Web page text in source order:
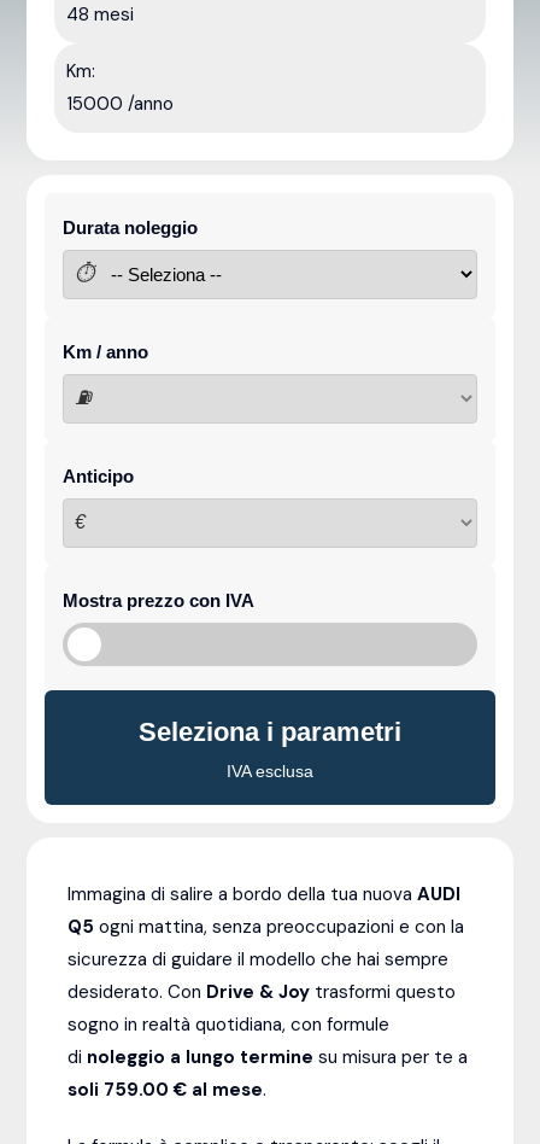
48 mesi
Km:
15000 /anno
Durata noleggio
⏱
Km / anno
⛽
Anticipo
€
Mostra prezzo con IVA
Seleziona i parametri
IVA esclusa
Immagina di salire a bordo della tua nuovaAUDI
Q5 ogni mattina, senza preoccupazioni e con la
sicurezza di guidare il modello che hai sempre
desiderato. Con Drive & Joy trasformi questo
sogno in realtà quotidiana, con formule
di noleggio a lungo termine su misura per te a
soli 759.00 € al mese.